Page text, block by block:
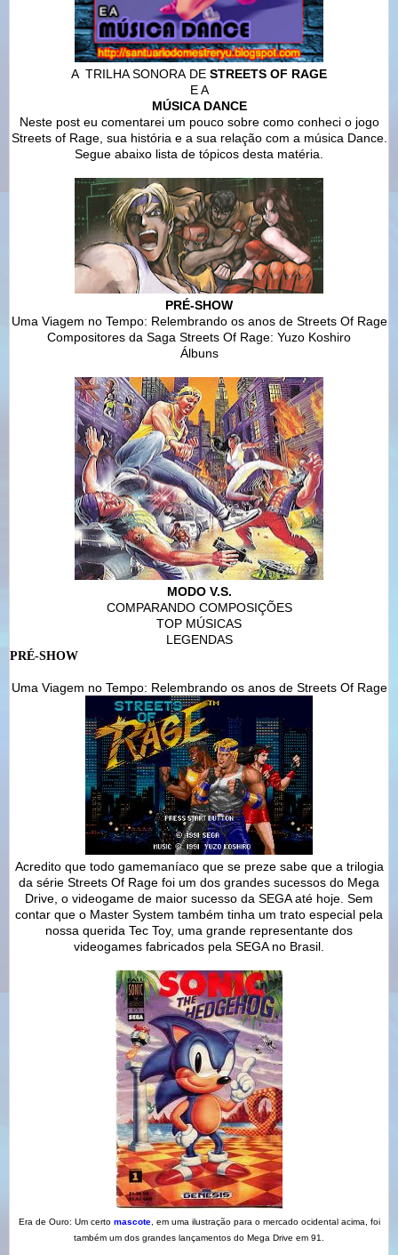
A TRILHA SONORA DE STREETS OF RAGE
E A
MÚSICA DANCE
Neste post eu comentarei um pouco sobre como conheci o jogo
Streets of Rage, sua história e a sua relação com a música Dance.
Segue abaixo lista de tópicos desta matéria.
PRÉ-SHOW
Uma Viagem no Tempo: Relembrando os anos de Streets Of Rage
Compositores da Saga Streets Of Rage: Yuzo Koshiro
Álbuns
MODO V.S.
COMPARANDO COMPOSIÇÕES
TOP MÚSICAS
LEGENDAS
PRÉ-SHOW
Uma Viagem no Tempo: Relembrando os anos de Streets Of Rage
Acredito que todo gamemaníaco que se preze sabe que a trilogia
da série Streets Of Rage foi um dos grandes sucessos do Mega
Drive, o videogame de maior sucesso da SEGA até hoje. Sem
contar que o Master System também tinha um trato especial pela
nossa querida Tec Toy, uma grande representante dos
videogames fabricados pela SEGA no Brasil.
Era de Ouro: Um certo mascote, em uma ilustração para o mercado ocidental acima, foi
também um dos grandes lançamentos do Mega Drive em 91.